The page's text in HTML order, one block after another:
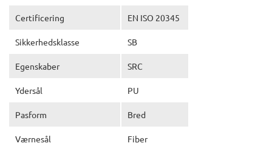
Certificering EN ISO 20345
Sikkerhedsklasse SB
Egenskaber SRC
Ydersål PU
Pasform Bred
Værnesål Fiber